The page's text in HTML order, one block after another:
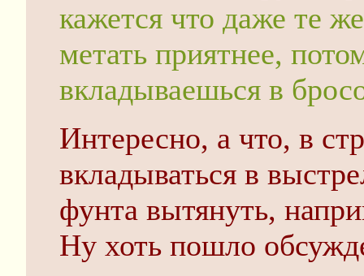
кажется что даже те
метать приятнее,
вкладываешься в
Интересно, а что, в
вкладываться в
фунта вытянуть,
Ну хоть пошло